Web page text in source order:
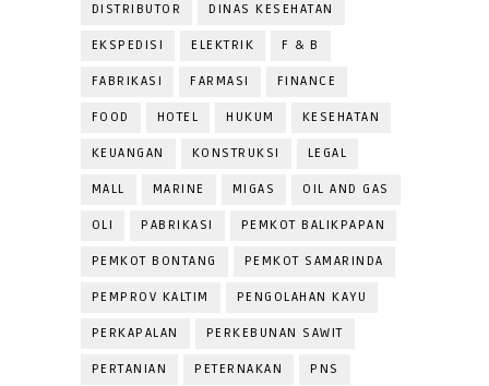
DISTRIBUTOR DINAS KESEHATAN
EKSPEDISI ELEKTRIK F & B
FABRIKASI FARMASI FINANCE
FOOD HOTEL HUKUM KESEHATAN
KEUANGAN KONSTRUKSI LEGAL
MALL MARINE MIGAS OIL AND GAS
OLI PABRIKASI PEMKOT BALIKPAPAN
PEMKOT BONTANG PEMKOT SAMARINDA
PEMPROV KALTIM PENGOLAHAN KAYU
PERKAPALAN PERKEBUNAN SAWIT
PERTANIAN PETERNAKAN PNS